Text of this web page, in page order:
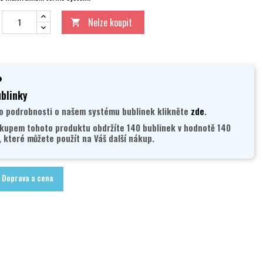
 Nelze koupit
podrobnosti o našem systému bublinek klikněte zde.
tohoto produktu obdržíte 140 bublinek v hodnotě 140
které můžete použít na Váš další nákup.
Doprava a cena